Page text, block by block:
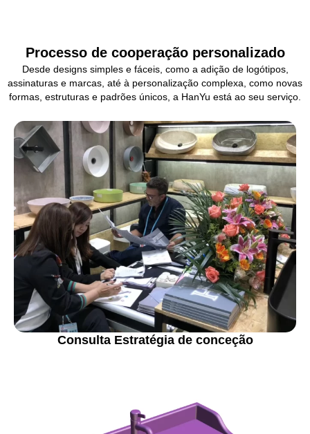
Processo de cooperação personalizado
Desde designs simples e fáceis, como a adição de logótipos,
assinaturas e marcas, até à personalização complexa, como novas
formas, estruturas e padrões únicos, a HanYu está ao seu serviço.
Consulta Estratégia de conceção